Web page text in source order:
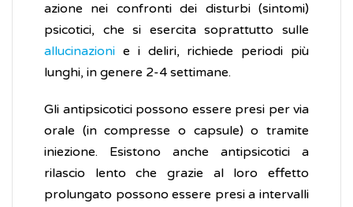
azione nei confronti dei disturbi (sintomi)
psicotici, che si esercita soprattutto sulle
allucinazioni e i deliri, richiede periodi più
lunghi, in genere 2-4 settimane.
Gli antipsicotici possono essere presi per via
orale (in compresse o capsule) o tramite
iniezione. Esistono anche antipsicotici a
rilascio lento che grazie al loro effetto
prolungato possono essere presi a intervalli